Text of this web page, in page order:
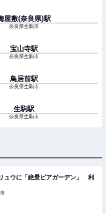
屋敷(奈良県)駅
奈良県生駒市
宝山寺駅
奈良県生駒市
鳥居前駅
奈良県生駒市
生駒駅
奈良県生駒市
ュウに「絶景ビアガーデン」 利